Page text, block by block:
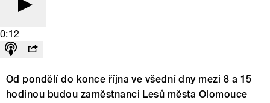
0:12
Od pondělí do konce října ve všední dny mezi 8 a 15
hodinou budou zaměstnanci Lesů města Olomouce